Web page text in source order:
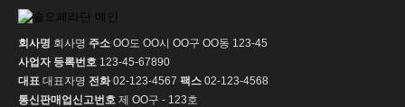
회사명 회사명 주소 OO도 OO시 OO구 OO동 123-45
사업자 등록번호 123-45-67890
대표 대표자명 전화02-123-4567 팩스 02-123-4568
통신판매업신고번호 제 OO구 - 123호